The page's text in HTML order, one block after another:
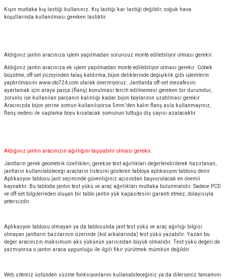
Kışın mutlaka kış lastiği kullanınız. Kış lastiği kar lastiği değildir, soğuk hava
koşullarında kullanılması gereken lastiktir.
Aldığınız jantın aracınıza işlem yapılmadan sorunsuz monte edilebiliyor olması gerekir.
Aldığınız jantın aracınıza ek işlem yapılmadan monte edilebiliyor olması gerekir. Göbek
büyütme, off-set yüzeyinden talaş kaldırma, bijon deliklerinde değişiklik gibi işlemlerin
yaptırılmasını www.oto724.com olarak önermiyoruz. Jantlarda off-set mesafesini
ayarlamak için araya parça (flanş) konulması tercih edilmemesi gereken bir durumdur,
zorunlu ise kullanılan parçanın kalınlığı kadar bijon boylarının uzatılması gerekir.
Aracınızda bijon yerine somun kullanılıyorsa 5mm.'den kalın flanş asla kullanmayınız,
flanş nedeni ile saplama boyu kısalacak somunun tuttuğu diş sayısı azalacaktır.
Aldığınız jantın aracınızın ağırlığını taşıyabilir olması gerekir.
Jantların gerek geometrik özellikleri, gerekse test ağırlıkları değerlendirilerek hazırlanan,
jantların kullanılabileceği araçların listesini gösteren tabloya aplikasyon tablosu denir.
Aplikasyon tablosu jant seçiminde güvenliğiniz açısından başvurulacak en önemli
kaynaktır. Bu tabloda jantın test yükü ve araç ağırlıkları mutlaka bulunmalıdır. Sadece PCD
ve off-set bilgilerinden oluşan bir tablo jantın yük kapasitesini garanti etmez, dolayısıyla
yetersizdir.
Aplikasyon tablosu olmayan ya da tablosunda jant test yükü ve araç ağırlığı bilgisi
olmayan jantların bazılarının üzerinde (kol arkalarında) test yükü yazabilir. Yazan bu
değer aracınızın maksimum aks yükünün yarısından büyük olmalıdır. Test yükü değeri de
yazmıyorsa o jantın araca uygunluğu ile ilgili fikir yürütmek mümkün değildir.
Web sitemiz üstünden süzme fonksiyonlarını kullanabileceğiniz ya da dilerseniz tamamını